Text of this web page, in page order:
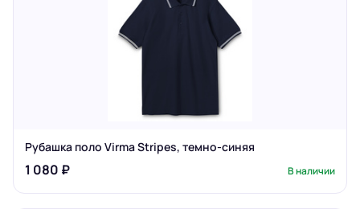
Рубашка поло Virma Stripes, темно-синяя
1 080 ₽ В наличии